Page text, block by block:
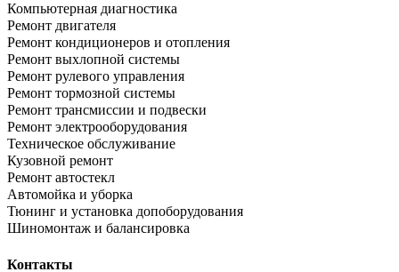
Компьютерная диагностика
Ремонт двигателя
Ремонт кондиционеров и отопления
Ремонт выхлопной системы
Ремонт рулевого управления
Ремонт тормозной системы
Ремонт трансмиссии и подвески
Ремонт электрооборудования
Техническое обслуживание
Кузовной ремонт
Ремонт автостекл
Автомойка и уборка
Тюнинг и установка допоборудования
Шиномонтаж и балансировка
Контакты